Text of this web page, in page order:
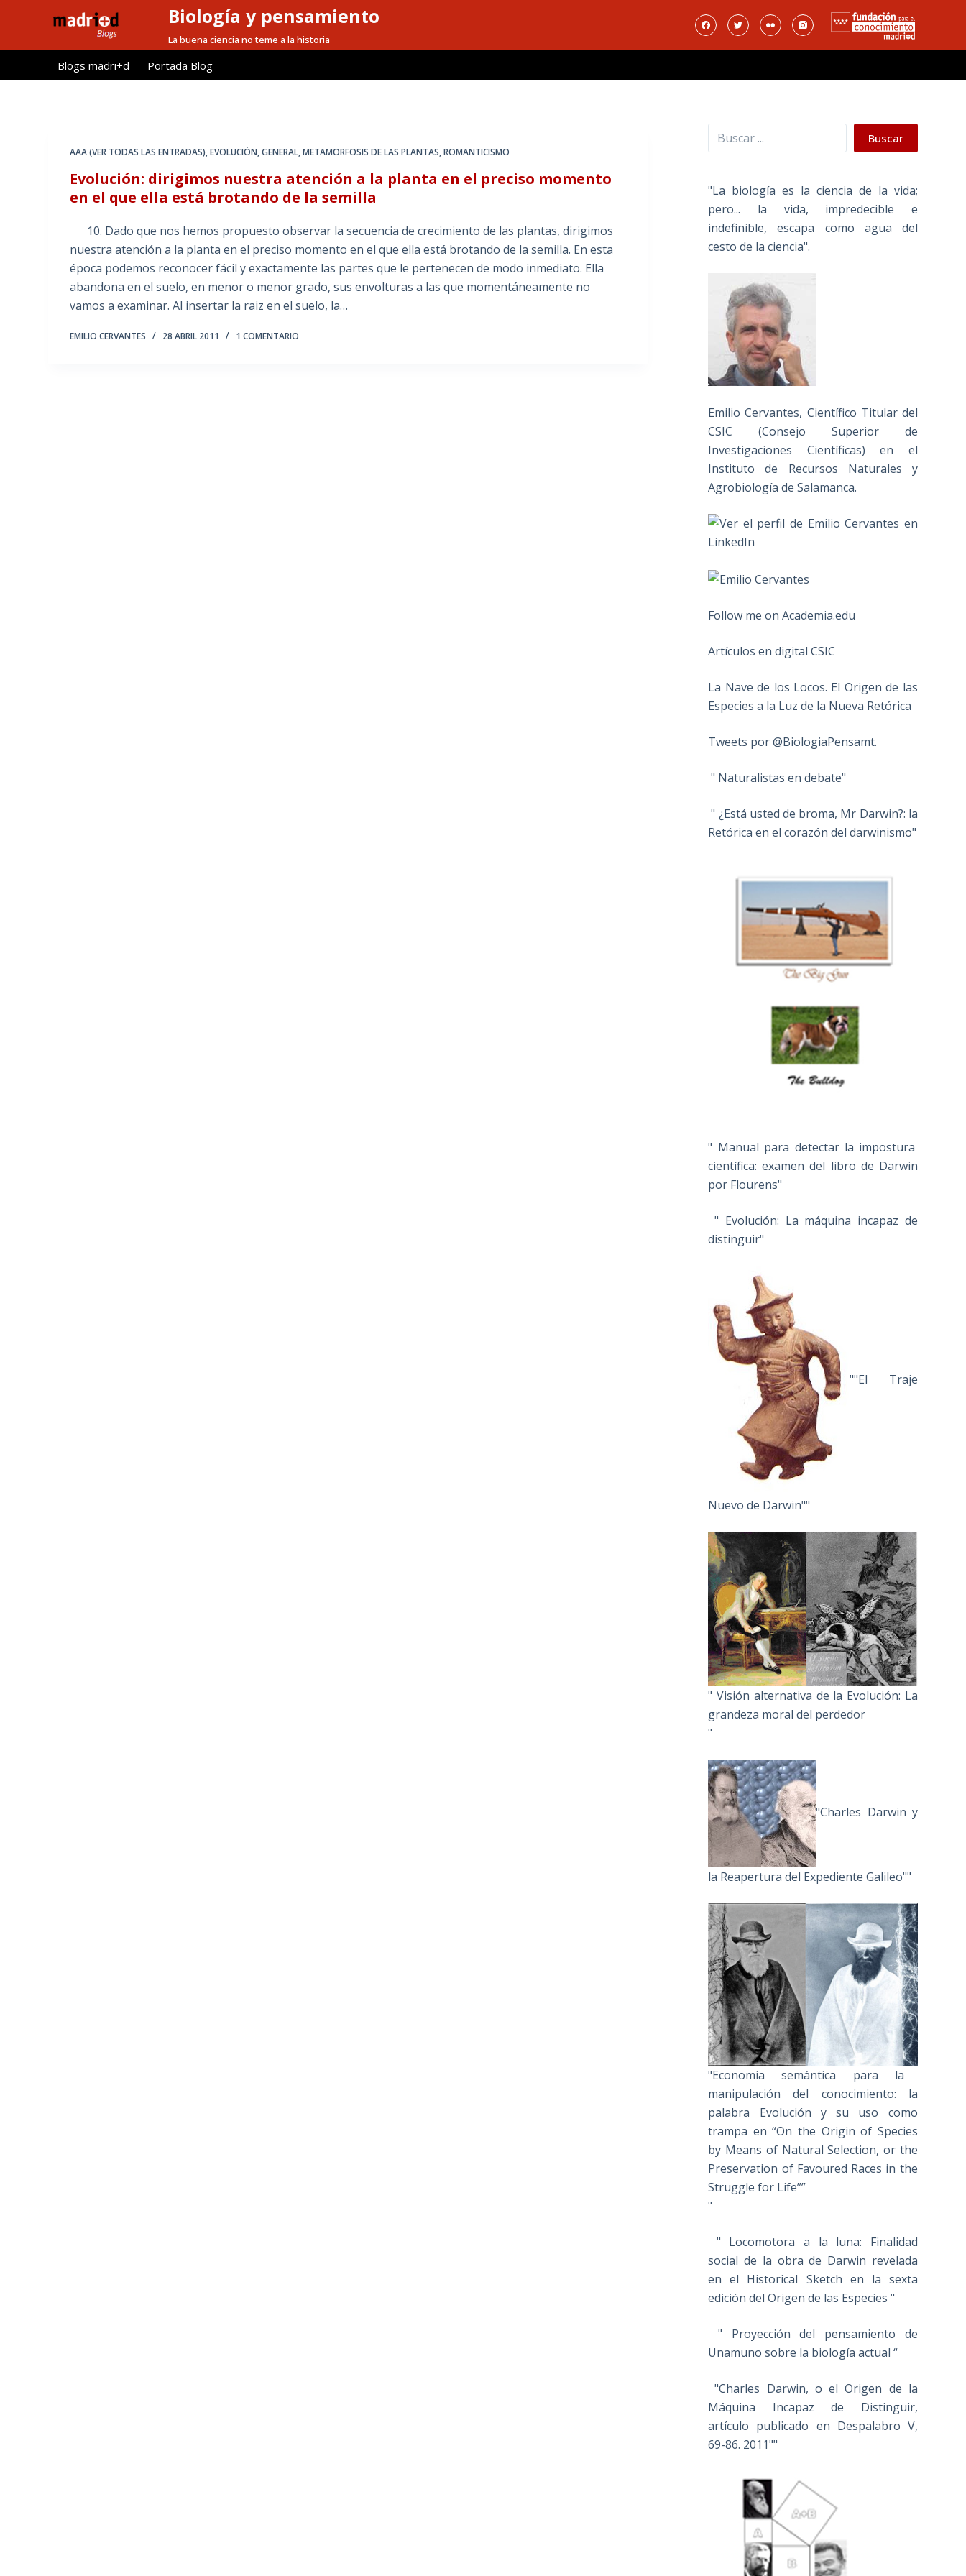
l
Biología y pensamiento
La buena ciencia no teme a la historia
Blogs madri+d Portada Blog
AAA (VER TODAS LAS ENTRADAS),EVOLUCIÓN,GENERAL,METAMORFOSIS DE LAS PLANTAS,ROMANTICISMO
Evolución: dirigimos nuestra atención a la planta en el preciso momento
en el que ella está brotando de la semilla
10. Dado que nos hemos propuesto observar la secuencia de crecimiento de las plantas, dirigimos
nuestra atención a la planta en el preciso momento en el que ella está brotando de la semilla. En esta
época podemos reconocer fácil y exactamente las partes que le pertenecen de modo inmediato. Ella
abandona en el suelo, en menor o menor grado, sus envolturas a las que momentáneamente no
vamos a examinar. Al insertar la raiz en el suelo, la…
EMILIO CERVANTES 28 ABRIL 2011 1 COMENTARIO
Buscar Buscar
"La biología es la ciencia de la vida;
pero... la vida, impredecible e
indefinible, escapa como agua del
cesto de la ciencia".
Emilio Cervantes, Científico Titular del
CSIC (Consejo Superior de
Investigaciones Científicas) en el
Instituto de Recursos Naturales y
Agrobiología de Salamanca.
Follow me on Academia.edu
Artículos en digital CSIC
La Nave de los Locos. El Origen de las
Especies a la Luz de la Nueva Retórica
Tweets por @BiologiaPensamt.
" Naturalistas en debate"
" ¿Está usted de broma, Mr Darwin?: la
Retórica en el corazón del darwinismo"
" Manual para detectar la impostura
científica: examen del libro de Darwin
por Flourens"
" Evolución: La máquina incapaz de
distinguir"
""El Traje
Nuevo de Darwin""
" Visión alternativa de la Evolución: La
grandeza moral del perdedor
"
"Charles Darwin y
la Reapertura del Expediente Galileo""
"Economía semántica para la
manipulación del conocimiento: la
palabra Evolución y su uso como
trampa en “On the Origin of Species
by Means of Natural Selection, or the
Preservation of Favoured Races in the
Struggle for Life””
"
" Locomotora a la luna: Finalidad
social de la obra de Darwin revelada
en el Historical Sketch en la sexta
edición del Origen de las Especies "
" Proyección del pensamiento de
Unamuno sobre la biología actual “
"Charles Darwin, o el Origen de la
Máquina Incapaz de Distinguir,
artículo publicado en Despalabro V,
69-86. 2011""